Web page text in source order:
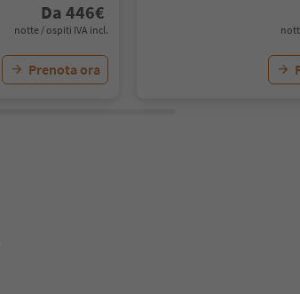
Da 446€
notte / ospiti IVA incl.
Prenota ora